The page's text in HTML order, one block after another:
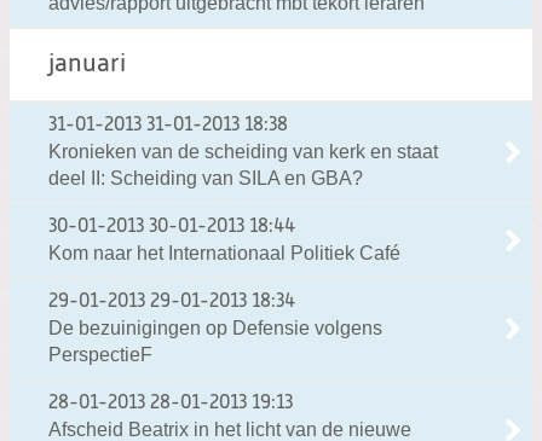
januari
31-01-2013 31-01-2013 18:38
Kronieken van de scheiding van kerk en staat
deel II: Scheiding van SILA en GBA?
30-01-2013 30-01-2013 18:44
Kom naar het Internationaal Politiek Café
29-01-2013 29-01-2013 18:34
De bezuinigingen op Defensie volgens
PerspectieF
28-01-2013 28-01-2013 19:13
Afscheid Beatrix in het licht van de nieuwe